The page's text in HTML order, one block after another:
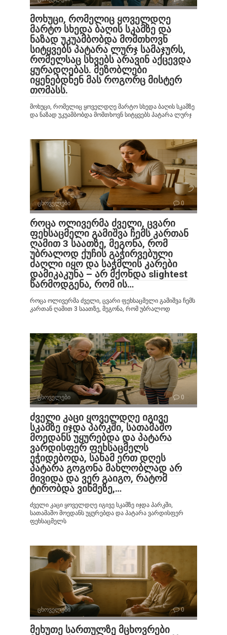
მოხუცი, რომელიც ყოველდღე
მარტო სხედა ბაღის სკამზე და
ნაზად უკუამბობდა მომთხოვნ
სიტყვებს პატარა ლურჯ სამაჯურს,
რომელსაც სხვებს არავინ აქცევდა
ყურადღებას. მეზობლები
იყენებდნენ მას როგორც მისტერ
თომასს.
მოხუცი, რომელიც ყოველდღე მარტო სხედა ბაღის სკამზე
და ნაზად უკუამბობდა მომთხოვნ სიტყვებს პატარა ლურჯ
ცხოველები 0
როცა ოლივერმა ძველი, ცვარი
ფეხსაცმელი გამიშვა ჩემს კართან
ღამით 3 საათზე, მეგონა, რომ
უბრალოდ ქუჩის გაჭირვებული
ძაღლი იყო და საჭმლის კარები
დამიკაკუნა – არ მქონდა slightest
წარმოდგენა, რომ ის…
როცა ოლივერმა ძველი, ცვარი ფეხსაცმელი გამიშვა ჩემს
კართან ღამით 3 საათზე, მეგონა, რომ უბრალოდ
ცხოველები 0
ძველი კაცი ყოველდღე იგივე
სკამზე იჯდა პარკში, სათამაშო
მოედანს უყურებდა და პატარა
ვარდისფერ ფეხსაცმელს
ეჭიდებოდა, სანამ ერთ დღეს
პატარა გოგონა მახლობლად არ
მივიდა და ვერ გაიგო, რატომ
ტირობდა ვინმეზე,…
ძველი კაცი ყოველდღე იგივე სკამზე იჯდა პარკში,
სათამაშო მოედანს უყურებდა და პატარა ვარდისფერ
ფეხსაცმელს
ცხოველები 0
მეხუთე სართულზე მცხოვრები